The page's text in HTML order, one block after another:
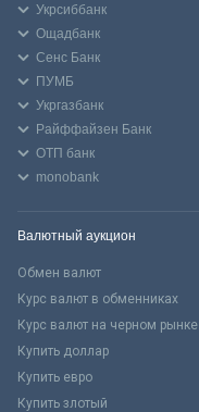
Укрсиббанк
Ощадбанк
Сенс Банк
ПУМБ
Укргазбанк
Райффайзен Банк
ОТП банк
monobank
Валютный аукцион
Обмен валют
Курс валют в обменниках
Курс валют на черном рынке
Купить доллар
Купить евро
Купить злотый